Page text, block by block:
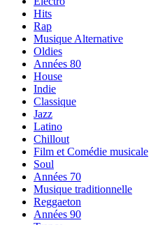
Hits
Rap
Musique Alternative
Oldies
Années 80
House
Indie
Classique
Jazz
Latino
Chillout
Film et Comédie musicale
Soul
Années 70
Musique traditionnelle
Reggaeton
Années 90